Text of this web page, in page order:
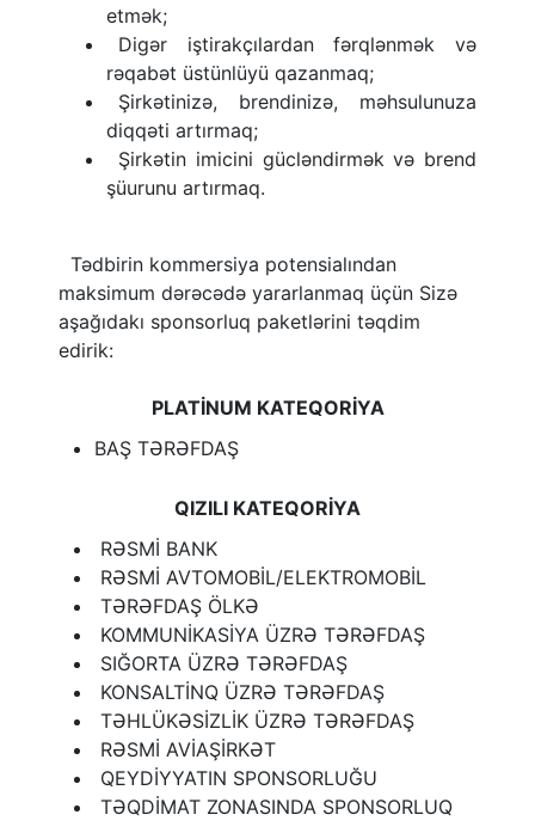
etmək;
Digər iştirakçılardan fərqlənmək və
rəqabət üstünlüyü qazanmaq;
Şirkətinizə, brendinizə, məhsulunuza
diqqəti artırmaq;
Şirkətin imicini gücləndirmək və brend
şüurunu artırmaq.
Tədbirin kommersiya potensialından
maksimum dərəcədə yararlanmaq üçün Sizə
aşağıdakı sponsorluq paketlərini təqdim
edirik:
PLATİNUM KATEQORİYA
BAŞ TƏRƏFDAŞ
QIZILI KATEQORİYA
RƏSMİ BANK
RƏSMİ AVTOMOBİL/ELEKTROMOBİL
TƏRƏFDAŞ ÖLKƏ
KOMMUNİKASİYA ÜZRƏ TƏRƏFDAŞ
SIĞORTA ÜZRƏ TƏRƏFDAŞ
KONSALTİNQ ÜZRƏ TƏRƏFDAŞ
TƏHLÜKƏSİZLİK ÜZRƏ TƏRƏFDAŞ
RƏSMİ AVİAŞİRKƏT
QEYDİYYATIN SPONSORLUĞU
TƏQDİMAT ZONASINDA SPONSORLUQ